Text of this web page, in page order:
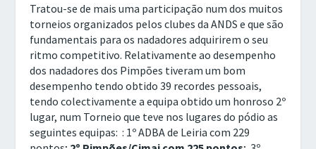
Tratou-se de mais uma participação num dos muitos
torneios organizados pelos clubes da ANDS e que são
fundamentais para os nadadores adquirirem o seu
ritmo competitivo. Relativamente ao desempenho
dos nadadores dos Pimpões tiveram um bom
desempenho tendo obtido 39 recordes pessoais,
tendo colectivamente a equipa obtido um honroso 2º
lugar, num Torneio que teve nos lugares do pódio as
seguintes equipas: : 1º ADBA de Leiria com 229